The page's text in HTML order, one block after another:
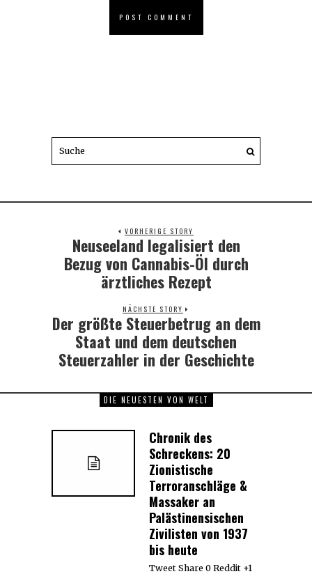
VORHERIGE STORY
Previous
post:
Neuseeland legalisiert den
Bezug von Cannabis-Öl durch
ärztliches Rezept
NÄCHSTE STORY
Next
post:
Der größte Steuerbetrug an dem
Staat und dem deutschen
Steuerzahler in der Geschichte
DIE NEUESTEN VON WELT
Chronik des
Schreckens: 20
Zionistische
Terroranschläge &
Massaker an
Palästinensischen
Zivilisten von 1937
bis heute
Tweet Share 0 Reddit +1